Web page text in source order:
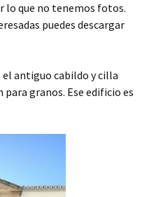
lo que no tenemos fotos.
puedes descargar
antiguo cabildo y cilla
granos. Ese edificio es